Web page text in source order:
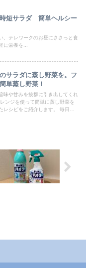
時短サラダ 簡単ヘルシー
、テレワークのお昼にささっと食
に栄養を...
サラダに蒸し野菜を。フ
単蒸し野菜！
味や甘みを抜群に引き出してくれ
ンジを使って簡単に蒸し野菜を
シピをご紹介します。 毎日の